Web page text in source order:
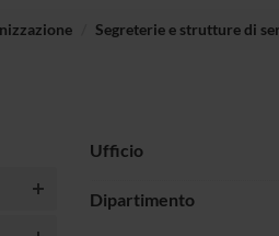
Segreterie e strutture di
Ufficio
Dipartimento